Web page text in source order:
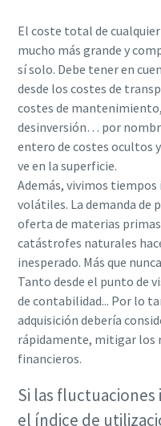
El coste total de
mucho más grande y
sí solo. Debe tener en
desde los costes de
costes de
desinversión… por
entero de costes ocultos
ve en la superficie.
Además, vivimos
volátiles. La demanda de
oferta de materias
catástrofes naturales
inesperado. Más que
Tanto desde el punto de
de contabilidad... Por lo
adquisición debería
rápidamente, mitigar los
financieros.
Si las fluctuaciones
el índice de